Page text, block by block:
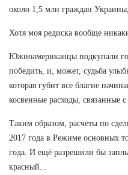
около 1,5 млн граждан
Хотя моя редиска вообще
Южноамериканцы подкупали
победить, и, может, судьба
которая губит все благие
косвенные расходы, связанные
Таким образом, расчеты по
2017 года в Режиме основных
года. И ещё разрешили бы
красный...